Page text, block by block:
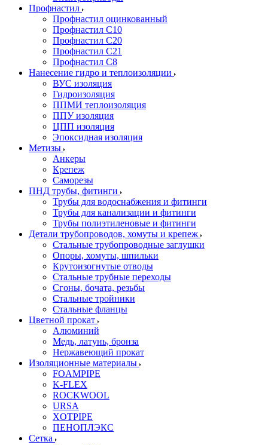
Профнастил
Профнастил оцинкованный
Профнастил С10
Профнастил С20
Профнастил С21
Профнастил С8
Нанесение гидро и теплоизоляции
ВУС изоляция
Гидроизоляция
ППМИ теплоизоляция
ППУ изоляция
ЦПП изоляция
Эпоксидная изоляция
Метизы
Анкеры
Крепеж
Саморезы
ПНД трубы, фитинги
Трубы для водоснабжения и фитинги
Трубы для канализации и фитинги
Трубы полиэтиленовые и фитинги
Детали трубопроводов, хомуты и крепеж
Стальные трубопроводные заглушки
Опоры, хомуты, шпильки
Крутоизогнутые отводы
Стальные трубные переходы
Сгоны, бочата, резьбы
Стальные тройники
Стальные фланцы
Цветной прокат
Алюминий
Медь, латунь, бронза
Нержавеющий прокат
Изоляционные материалы
FOAMPIPE
K-FLEX
ROCKWOOL
URSA
XOTPIPE
ПЕНОПЛЭКС
Сетка